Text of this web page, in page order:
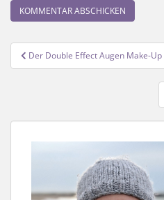
Beitragsnavigation
Der Double Effect Augen Make-